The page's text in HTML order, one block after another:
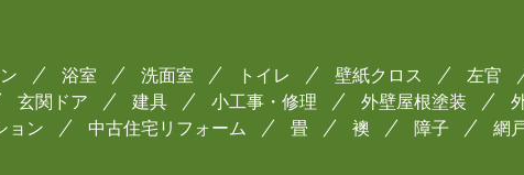
浴室 洗面室 トイレ 壁紙クロス 左官
玄関ドア 建具 小工事・修理 外壁屋根塗装
ョン
中古住宅リフォーム 畳 襖 障子 網